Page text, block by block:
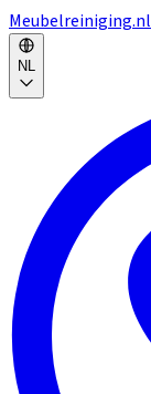
Meubelreiniging.nl
NL